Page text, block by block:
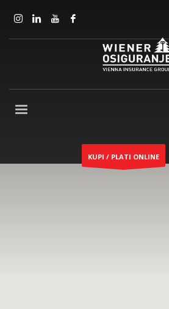
KUPI / PLATI ONLINE